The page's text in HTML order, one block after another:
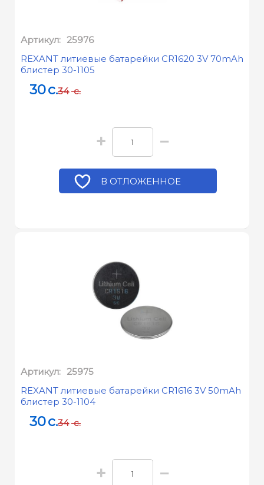
Артикул: 25976
REXANT литиевые батарейки CR1620 3V 70mAh
блистер 30-1105
30c.34 c.
+ −
В ОТЛОЖЕННОЕ
Артикул: 25975
REXANT литиевые батарейки CR1616 3V 50mAh
блистер 30-1104
30c.34 c.
+ −